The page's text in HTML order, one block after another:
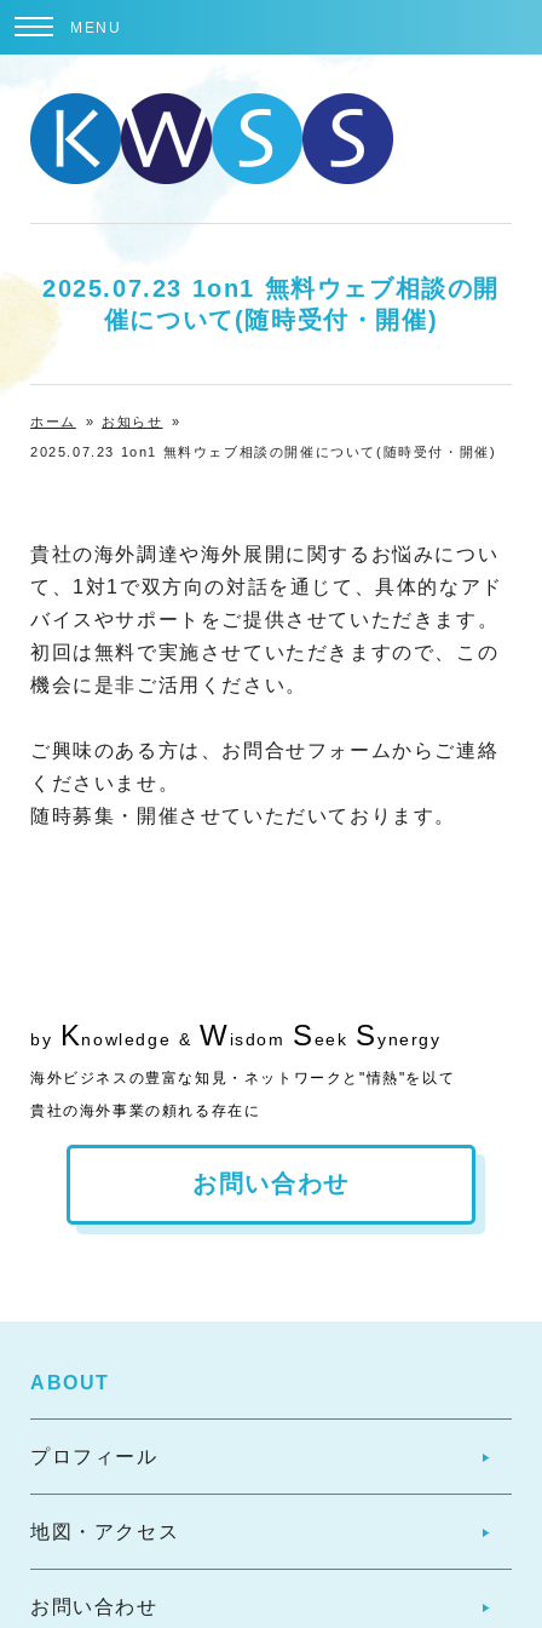
MENU
2025.07.23 1on1 無料ウェブ相談の開
催について(随時受付・開催)
ホーム » お知らせ »
2025.07.23 1on1 無料ウェブ相談の開催について(随時受付・開催)
貴社の海外調達や海外展開に関するお悩みについ
て、1対1で双方向の対話を通じて、具体的なアド
バイスやサポートをご提供させていただきます。
初回は無料で実施させていただきますので、この
機会に是非ご活用ください。
ご興味のある方は、お問合せフォームからご連絡
くださいませ。
随時募集・開催させていただいております。
by Knowledge & Wisdom Seek Synergy
海外ビジネスの豊富な知見・ネットワークと"情熱"を以て
貴社の海外事業の頼れる存在に
お問い合わせ
ABOUT
プロフィール
地図・アクセス
お問い合わせ